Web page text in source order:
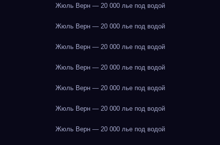
Жюль Верн — 20 000 лье под водой
Жюль Верн — 20 000 лье под водой
Жюль Верн — 20 000 лье под водой
Жюль Верн — 20 000 лье под водой
Жюль Верн — 20 000 лье под водой
Жюль Верн — 20 000 лье под водой
Жюль Верн — 20 000 лье под водой